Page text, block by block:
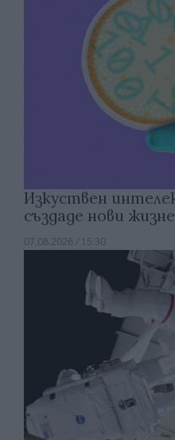
Изкуствен
създаде нови
07.08.2026 / 15:30